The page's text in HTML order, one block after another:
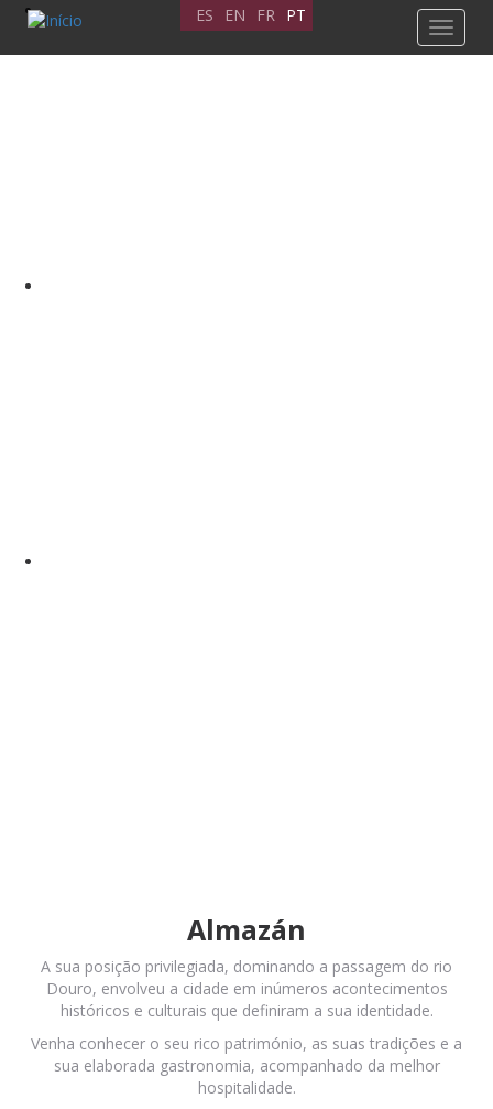
Passar
para
o
Toggle
ES EN FR PT
Almazán
A sua posição privilegiada, dominando a passagem do rio
Douro, envolveu a cidade em inúmeros acontecimentos
históricos e culturais que definiram a sua identidade.
Venha conhecer o seu rico património, as suas tradições e a
sua elaborada gastronomia, acompanhado da melhor
hospitalidade.